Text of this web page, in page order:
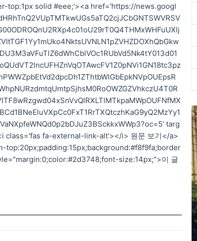
top:1px solid #eee;'><a href='https://news.googl
targ
class='fas fa-external-link-alt'></i> 원문 보기</a>
size:14px;">이 글